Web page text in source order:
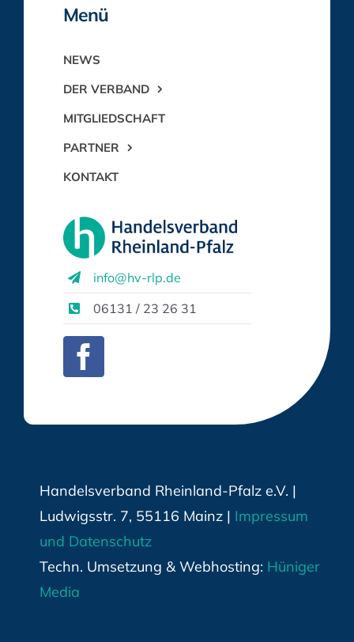
Menü
NEWS
DER VERBAND
MITGLIEDSCHAFT
PARTNER
KONTAKT
info@hv-rlp.de
06131 / 23 26 31
Handelsverband Rheinland-Pfalz e.V. |
Ludwigsstr. 7, 55116 Mainz | Impressum
und Datenschutz
Techn. Umsetzung & Webhosting: Hüniger
Media